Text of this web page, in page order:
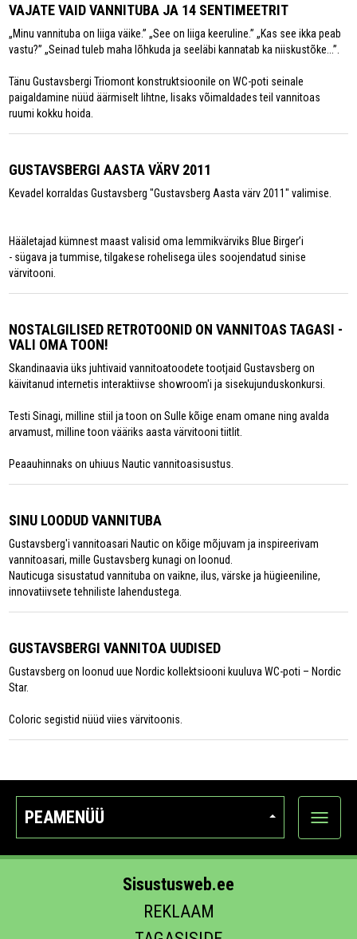
VAJATE VAID VANNITUBA JA 14 SENTIMEETRIT
„Minu vannituba on liiga väike.” „See on liiga keeruline.” „Kas see ikka peab
vastu?” „Seinad tuleb maha lõhkuda ja seeläbi kannatab ka niiskustõke...”.
Tänu Gustavsbergi Triomont konstruktsioonile on WC-poti seinale
paigaldamine nüüd äärmiselt lihtne, lisaks võimaldades teil vannitoas
ruumi kokku hoida.
GUSTAVSBERGI AASTA VÄRV 2011
Kevadel korraldas Gustavsberg "Gustavsberg Aasta värv 2011" valimise.
Hääletajad kümnest maast valisid oma lemmikvärviks Blue Birger’i
- sügava ja tummise, tilgakese rohelisega üles soojendatud sinise
värvitooni.
NOSTALGILISED RETROTOONID ON VANNITOAS TAGASI -
VALI OMA TOON!
Skandinaavia üks juhtivaid vannitoatoodete tootjaid Gustavsberg on
käivitanud internetis interaktiivse showroom'i ja sisekujunduskonkursi.
Testi Sinagi, milline stiil ja toon on Sulle kõige enam omane ning avalda
arvamust, milline toon vääriks aasta värvitooni tiitlit.
Peaauhinnaks on uhiuus Nautic vannitoasisustus.
SINU LOODUD VANNITUBA
Gustavsberg'i vannitoasari Nautic on kõige mõjuvam ja inspireerivam
vannitoasari, mille Gustavsberg kunagi on loonud.
Nauticuga sisustatud vannituba on vaikne, ilus, värske ja hügieeniline,
innovatiivsete tehniliste lahendustega.
GUSTAVSBERGI VANNITOA UUDISED
Gustavsberg on loonud uue Nordic kollektsiooni kuuluva WC-poti – Nordic
Star.
Coloric segistid nüüd viies värvitoonis.
PEAMENÜÜ
Ava
Sisustusweb.ee
REKLAAM